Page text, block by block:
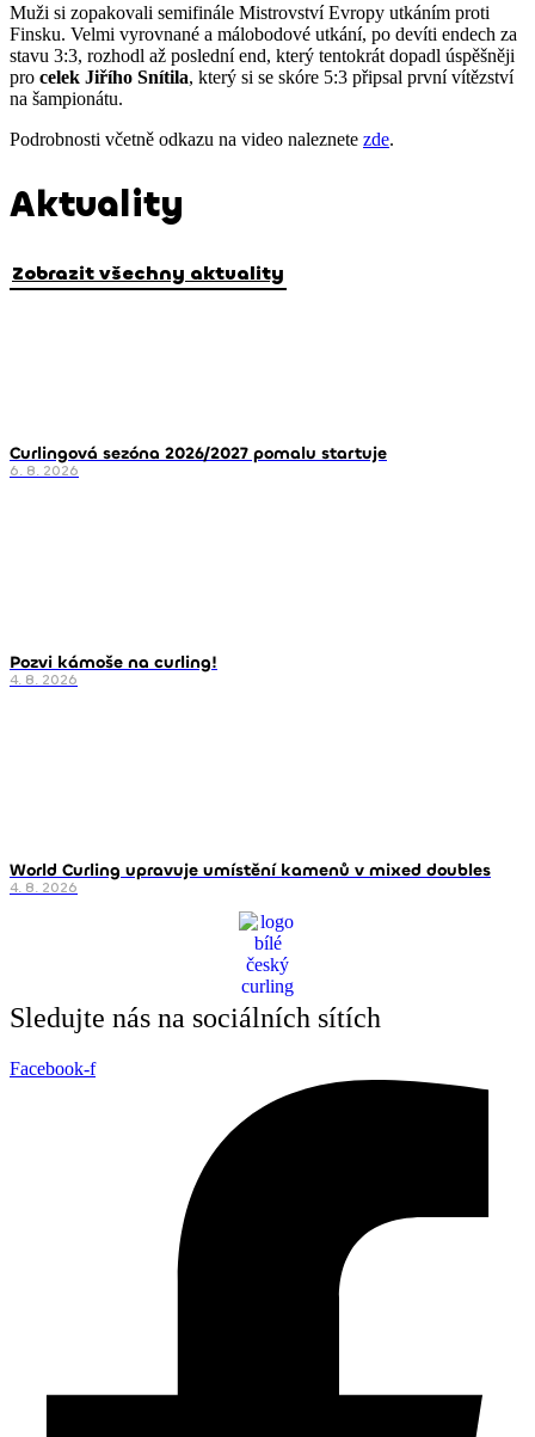
Muži si zopakovali semifinále Mistrovství Evropy utkáním proti
Finsku. Velmi vyrovnané a málobodové utkání, po devíti endech za
stavu 3:3, rozhodl až poslední end, který tentokrát dopadl úspěšněji
pro celek Jiřího Snítila, který si se skóre 5:3 připsal první vítězství
na šampionátu.
Podrobnosti včetně odkazu na video naleznete zde.
Aktuality
Zobrazit všechny aktuality
Curlingová sezóna 2026/2027 pomalu startuje
6. 8. 2026
Pozvi kámoše na curling!
4. 8. 2026
World Curling upravuje umístění kamenů v mixed doubles
4. 8. 2026
Sledujte nás na sociálních sítích
Facebook-f